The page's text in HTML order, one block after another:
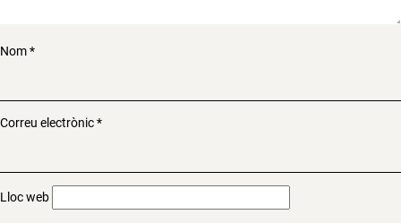
Nom*
Correu electrònic*
Lloc web